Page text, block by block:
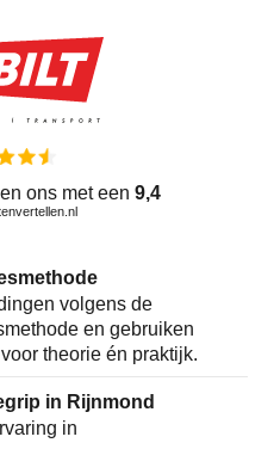
ons met een 9,4
volgens de
en gebruiken
theorie én praktijk.
in Rijnmond
in